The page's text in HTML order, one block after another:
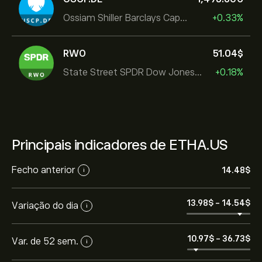
Ossiam Shiller Barclays Cape US Sector Value TR
+0.33%
RWO
State Street SPDR Dow Jones Global
51.04‎$‎
+0.18%
Principais indicadores de ETHA.US
Fecho anterior i 14.48‎$‎
Variação do dia i 13.98‎$‎ - 14.54‎$‎
Var. de 52 sem. i 10.97‎$‎ - 36.73‎$‎
O preço atual de ETHA.US é 14.45‎$‎